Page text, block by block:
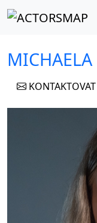
MICHAELA
KONTAKTOVAT